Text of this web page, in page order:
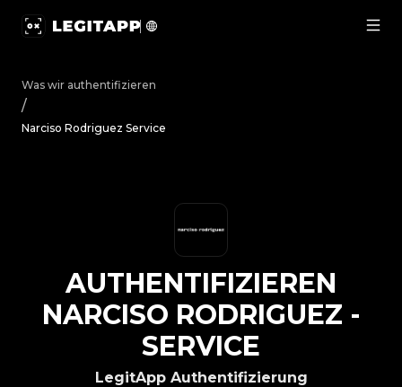
Was wir authentifizieren
/
Narciso Rodriguez Service
LegitApp Authentifizierung
AUTHENTIFIZIEREN
NARCISO RODRIGUEZ -
SERVICE